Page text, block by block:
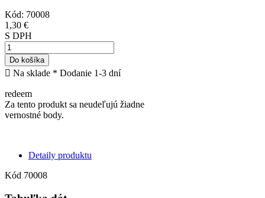
Kód: 70008
1,30 €
S DPH
Do košíka
 Na sklade * Dodanie 1-3 dní
redeem
Za tento produkt sa neudeľujú žiadne
vernostné body.
Detaily produktu
Kód 70008